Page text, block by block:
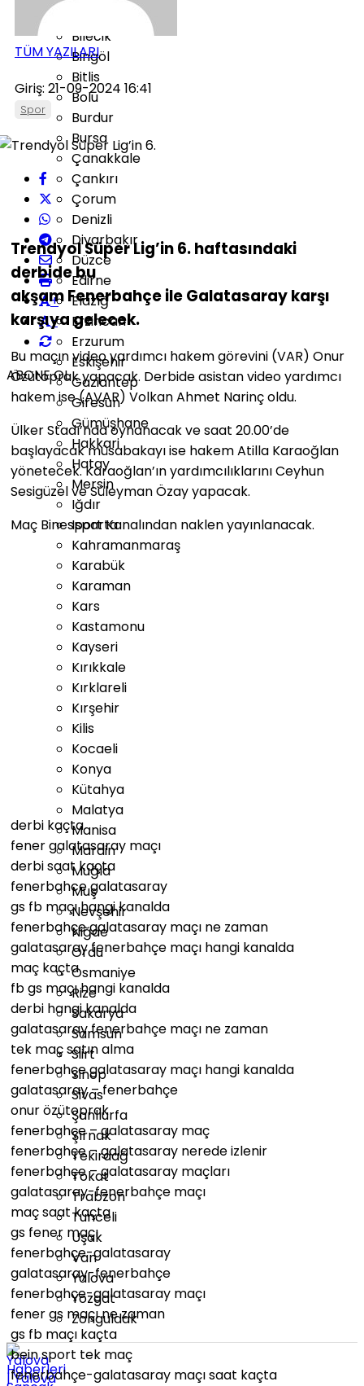
Bilecik
Bingöl
Bitlis
Bolu
Burdur
Bursa
Çanakkale
Çankırı
Çorum
Denizli
Diyarbakır
Düzce
Edirne
Elazığ
Erzincan
Erzurum
Eskişehir
Gaziantep
Giresun
Gümüşhane
Hakkari
Hatay
Mersin
Iğdır
Isparta
Kahramanmaraş
Karabük
Karaman
Kars
Kastamonu
Kayseri
Kırıkkale
Kırklareli
Kırşehir
Kilis
Kocaeli
Konya
Kütahya
Malatya
Manisa
Mardin
Muğla
Muş
Nevşehir
Niğde
Ordu
Osmaniye
Rize
Sakarya
Samsun
Siirt
Sinop
Sivas
Şanlıurfa
Şırnak
Tekirdağ
Tokat
Trabzon
Tunceli
Uşak
Van
Yalova
Yozgat
Zonguldak
TÜM YAZILARI
Giriş: 21-09-2024 16:41
Spor
+
-
ABONE OL
Trendyol Süper Lig’in 6. haftasındaki
derbide bu
akşam Fenerbahçe ile Galatasaray karşı
karşıya gelecek.
Bu maçın video yardımcı hakem görevini (VAR) Onur
Özütoprak yapacak. Derbide asistan video yardımcı
hakem ise (AVAR) Volkan Ahmet Narinç oldu.
Ülker Stadı’nda oynanacak ve saat 20.00’de
başlayacak müsabakayı ise hakem Atilla Karaoğlan
yönetecek. Karaoğlan’ın yardımcılıklarını Ceyhun
Sesigüzel ve Süleyman Özay yapacak.
Maç Binesport Kanalından naklen yayınlanacak.
derbi kaçta
fener galatasaray maçı
derbi saat kaçta
fenerbahce galatasaray
gs fb maçı hangi kanalda
fenerbahçe galatasaray maçı ne zaman
galatasaray fenerbahçe maçı hangi kanalda
maç kaçta
fb gs maçı hangi kanalda
derbi hangi kanalda
galatasaray fenerbahçe maçı ne zaman
tek maç satın alma
fenerbahçe galatasaray maçı hangi kanalda
galatasaray – fenerbahçe
onur özütoprak
fenerbahçe – galatasaray maç
fenerbahçe – galatasaray nerede izlenir
fenerbahçe – galatasaray maçları
galatasaray-fenerbahçe maçı
maç saat kaçta
gs fener maçı
fenerbahçe-galatasaray
galatasaray-fenerbahçe
fenerbahçe-galatasaray maçı
fener gs maçı ne zaman
gs fb maçı kaçta
bein sport tek maç
fenerbahçe-galatasaray maçı saat kaçta